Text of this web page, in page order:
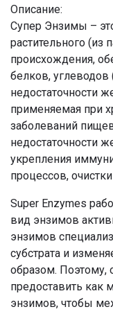
Описание:
Супер Энзимы –
растительного (из
происхождения,
белков,
недостаточности
применяемая при
заболеваний
недостаточности
укрепления
процессов,
Super Enzymes
вид энзимов
энзимов
субстрата и
образом. Поэтому,
предоставить как
энзимов, чтобы